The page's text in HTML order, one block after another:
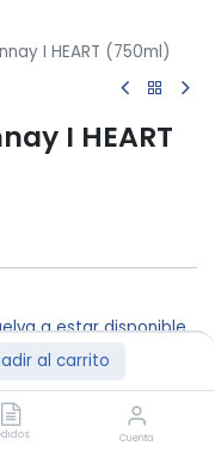
al carrito
Cuenta
I HEART (750ml)
I HEART
a estar disponible